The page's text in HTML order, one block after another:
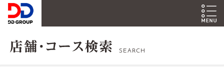
SEARCH